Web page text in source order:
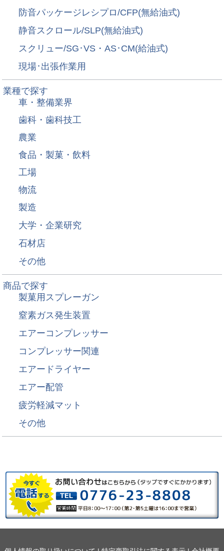
防音パッケージレシプロ/CFP(無給油式)
静音スクロール/SLP(無給油式)
スクリュー/SG･VS・AS･CM(給油式)
現場･出張作業用
業種で探す
車・整備業界
歯科・歯科技工
農業
食品・製菓・飲料
工場
物流
製造
大学・企業研究
石材店
その他
商品で探す
製菓用スプレーガン
窒素ガス発生装置
エアーコンプレッサー
コンプレッサー関連
エアードライヤー
エアー配管
疲労軽減マット
その他